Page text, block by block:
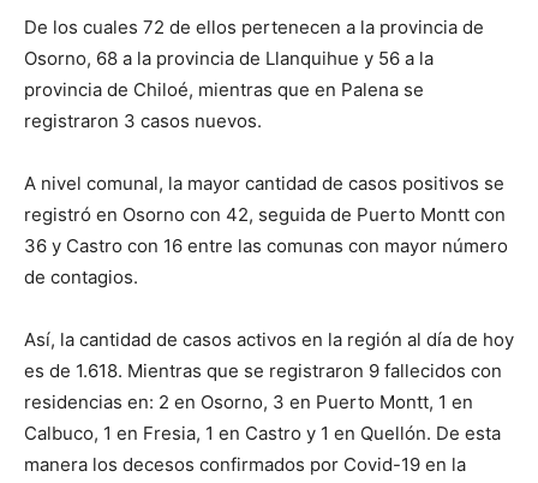
De los cuales 72 de ellos pertenecen a la provincia de
Osorno, 68 a la provincia de Llanquihue y 56 a la
provincia de Chiloé, mientras que en Palena se
registraron 3 casos nuevos.
A nivel comunal, la mayor cantidad de casos positivos se
registró en Osorno con 42, seguida de Puerto Montt con
36 y Castro con 16 entre las comunas con mayor número
de contagios.
Así, la cantidad de casos activos en la región al día de hoy
es de 1.618. Mientras que se registraron 9 fallecidos con
residencias en: 2 en Osorno, 3 en Puerto Montt, 1 en
Calbuco, 1 en Fresia, 1 en Castro y 1 en Quellón. De esta
manera los decesos confirmados por Covid-19 en la